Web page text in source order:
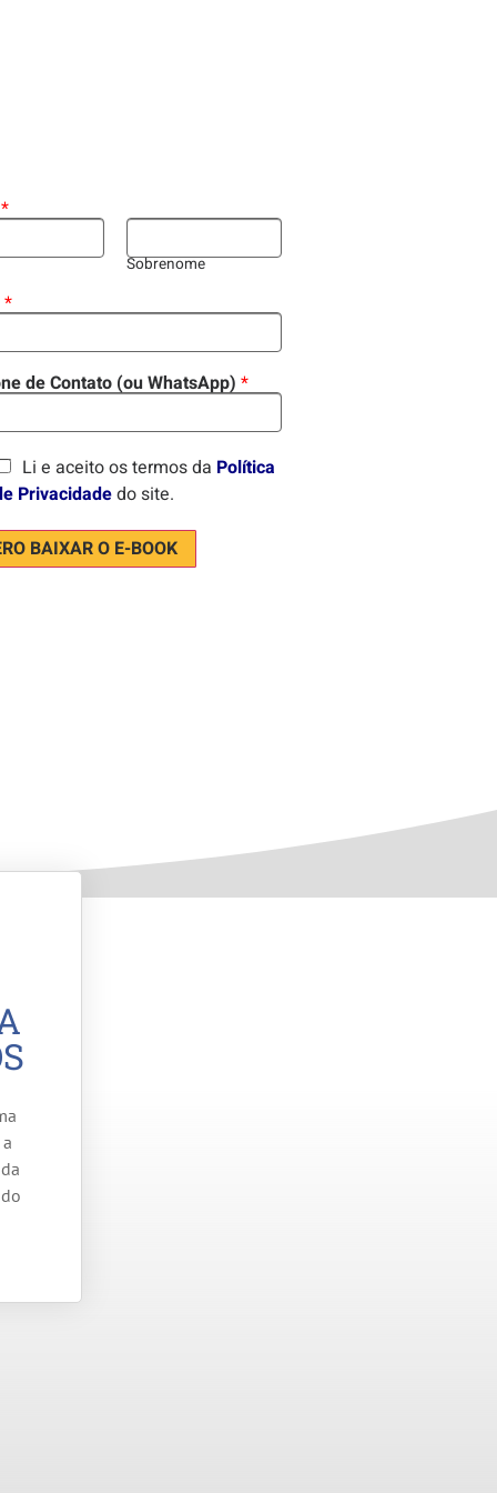
*
Sobrenome
*
de Contato (ou WhatsApp) *
Li e aceito os termos da Política
Privacidadedo site.
BAIXAR O E-BOOK